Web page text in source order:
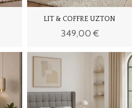
LIT & COFFRE UZTON
349,00 €